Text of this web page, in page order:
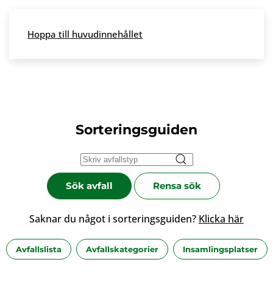
Skip to main content
Hoppa till huvudinnehållet
Sorteringsguiden
Sök avfall Rensa sök
Saknar du något i sorteringsguiden? Klicka här
Avfallslista Avfallskategorier Insamlingsplatser